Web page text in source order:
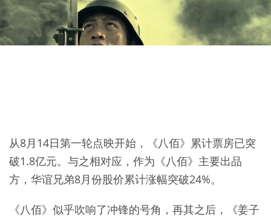
从8月14日第一轮点映开始，《八佰》累计票房已突
破1.8亿元。与之相对应，作为《八佰》主要出品
方，华谊兄弟8月份股价累计涨幅突破24%。
《八佰》似乎吹响了冲锋的号角，再其之后，《姜子